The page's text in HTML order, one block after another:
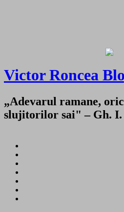
Victor Roncea
„Adevarul ramane,
slujitorilor sai" – Gh. I.